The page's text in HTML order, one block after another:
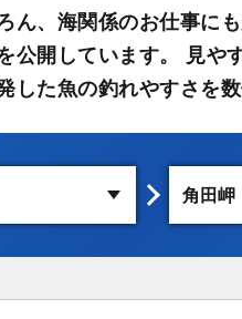
ん、海関係のお仕事に
公開しています。 見や
した魚の釣れやすさを